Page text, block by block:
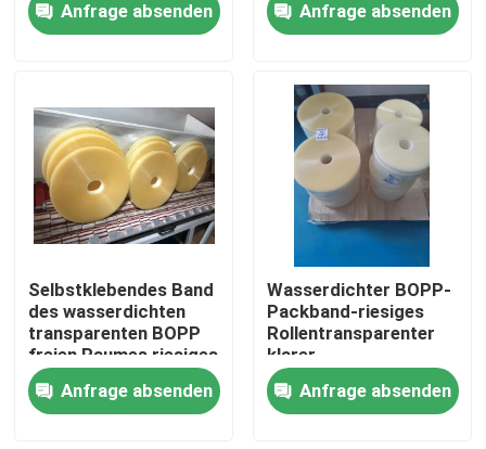
Haus
Über uns
Fabrik-Ausflug
Qualitätskontrolle
Treten Sie mit uns in Verbindung
Anfrage absenden Anfrage absenden
Selbstklebendes Band
des wasserdichten
transparenten BOPP
freien Raumes riesiges
Rollen
Anfrage absenden
Wasserdichter BOPP-
Packband-riesiges
Rollentransparenter
klarer
Farbklebstreifen
Anfrage absenden